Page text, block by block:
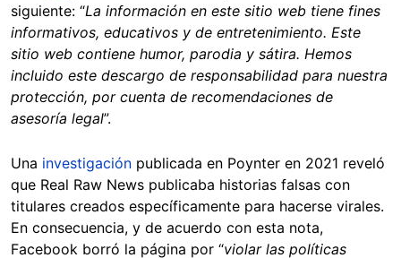
siguiente: “La información en este sitio web tiene fines
informativos, educativos y de entretenimiento. Este
sitio web contiene humor, parodia y sátira. Hemos
incluido este descargo de responsabilidad para nuestra
protección, por cuenta de recomendaciones de
asesoría legal”.
Una investigación publicada en Poynter en 2021 reveló
que Real Raw News publicaba historias falsas con
titulares creados específicamente para hacerse virales.
En consecuencia, y de acuerdo con esta nota,
Facebook borró la página por “violar las políticas